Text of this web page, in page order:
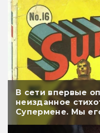
В сети впервые
неизданное
Супермене. Мы